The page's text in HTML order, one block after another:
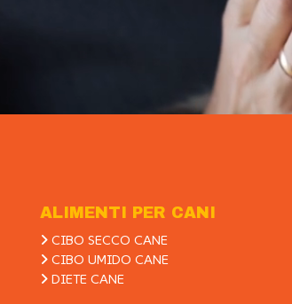
ALIMENTI PER CANI
CIBO SECCO CANE
CIBO UMIDO CANE
DIETE CANE